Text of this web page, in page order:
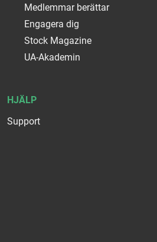
Medlemmar berättar
Engagera dig
Stock Magazine
UA-Akademin
HJÄLP
Support